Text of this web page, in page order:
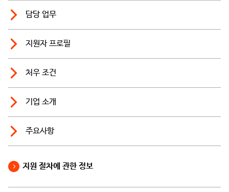
담당 업무
지원자 프로필
처우 조건
기업 소개
주요사항
지원 절차에 관한 정보